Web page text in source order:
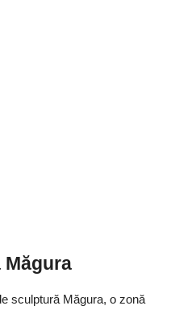
Măgura
sculptură Măgura, o zonă